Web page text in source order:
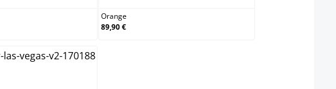
Orange
89,90 €